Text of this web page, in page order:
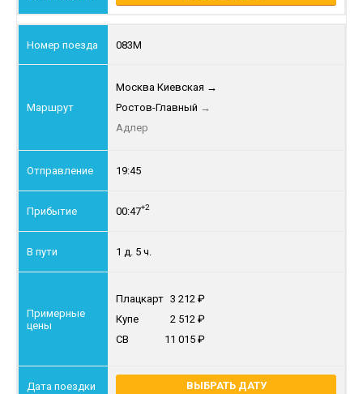
083М
Москва Киевская →
Ростов-Главный →
Адлер
19:45
00:47+2
1 д. 5 ч.
Плацкарт 3 212
Купе
2 512
СВ
11 015
ВЫБРАТЬ ДАТУ